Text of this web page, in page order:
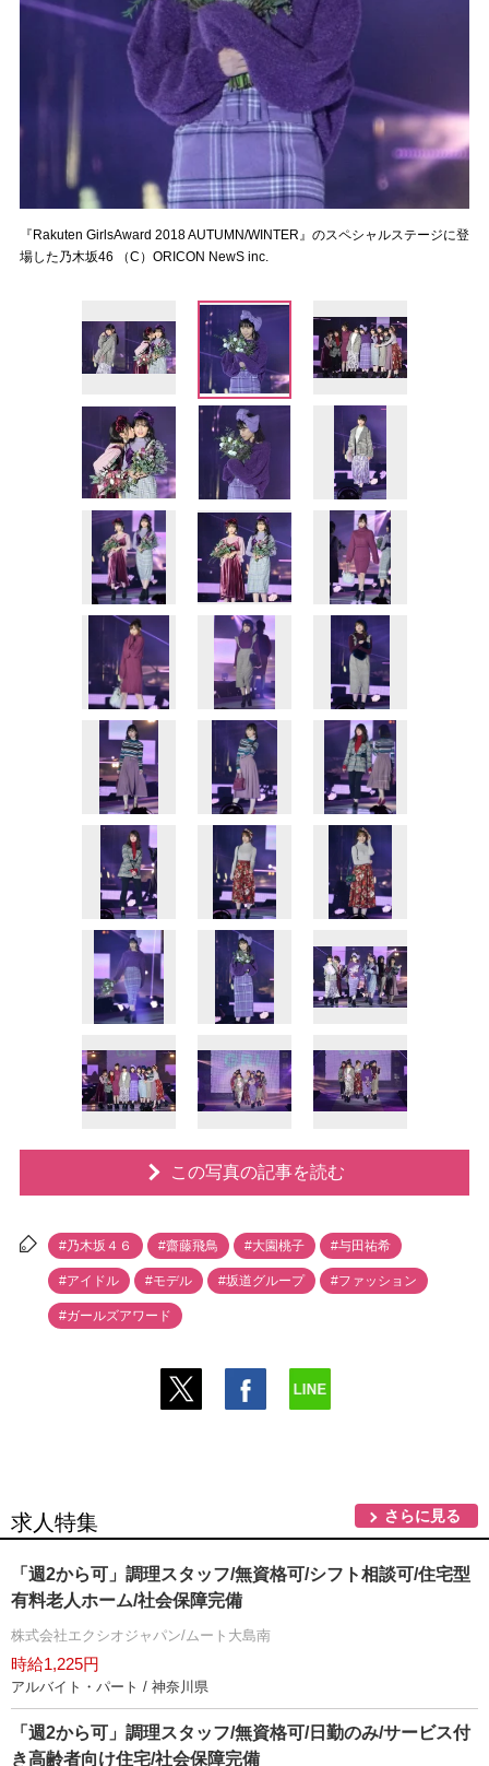
『Rakuten GirlsAward 2018 AUTUMN/WINTER』のスペシャルステージに登
場した乃木坂46 （C）ORICON NewS inc.
この写真の記事を読む
#乃木坂４６ #齋藤飛鳥 #大園桃子 #与田祐希
#アイドル #モデル #坂道グループ #ファッション
#ガールズアワード
求人特集 さらに見る
「週2から可」調理スタッフ/無資格可/シフト相談可/住宅型
有料老人ホーム/社会保障完備
株式会社エクシオジャパン/ムート大島南
時給1,225円
アルバイト・パート / 神奈川県
「週2から可」調理スタッフ/無資格可/日勤のみ/サービス付
き高齢者向け住宅/社会保障完備